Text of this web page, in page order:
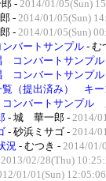
- 2014/01/05(Sun)
- 2014/01/05(Sun)
- 2014/01/05(Sun)
バートサンプル - む
コンバートサンプル
コンバートサンプル
覧（提出済み） キー
ンバートサンプル
- 城 華一郎 - 2014/
- 砂浜ミサゴ - 2014/
況 - むつき - 2014/01/
2013/02/28(Thu)
01/01(Sun) 12:05:06